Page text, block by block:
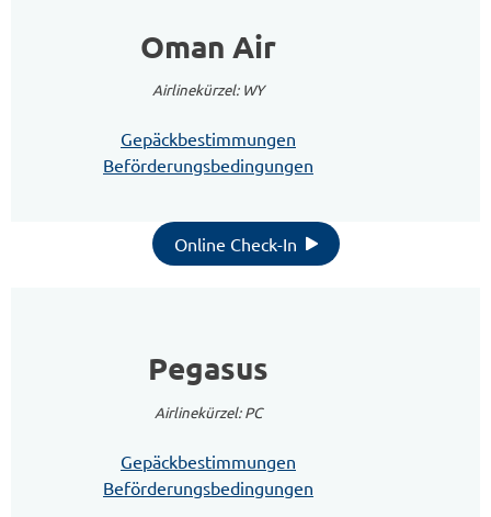
Oman Air
Airlinekürzel: WY
Gepäckbestimmungen
Beförderungsbedingungen
Online Check-In
Pegasus
Airlinekürzel: PC
Gepäckbestimmungen
Beförderungsbedingungen